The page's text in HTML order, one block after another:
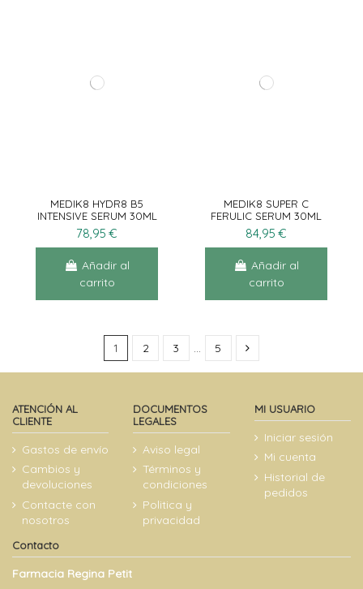
MEDIK8 HYDR8 B5
INTENSIVE SERUM 30ML
78,95 €
Añadir al
carrito
MEDIK8 SUPER C
FERULIC SERUM 30ML
84,95 €
Añadir al
carrito
1 2 3 … 5
ATENCIÓN AL
CLIENTE
Gastos de envío
Cambios y
devoluciones
Contacte con
nosotros
DOCUMENTOS
LEGALES
Aviso legal
Términos y
condiciones
Politica y
privacidad
MI USUARIO
Iniciar sesión
Mi cuenta
Historial de
pedidos
Contacto
Farmacia Regina Petit